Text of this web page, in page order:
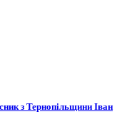
з Тернопільщини Іван